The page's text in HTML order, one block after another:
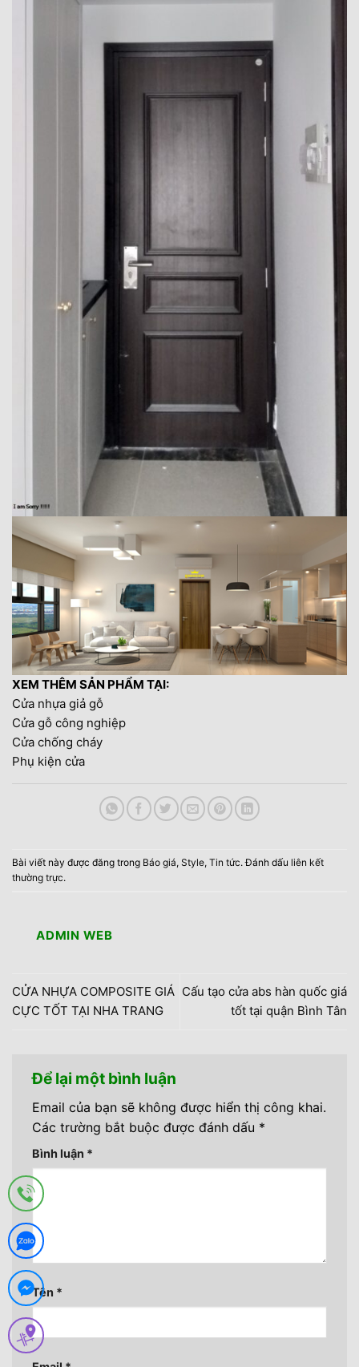
XEM THÊM SẢN PHẨM TẠI:
Cửa nhựa giả gỗ
Cửa gỗ công nghiệp
Cửa chống cháy
Phụ kiện cửa
Bài viết này được đăng trong Báo giá, Style, Tin tức. Đánh dấu liên kết
thường trực.
ADMIN WEB
CỬA NHỰA COMPOSITE GIÁ
CỰC TỐT TẠI NHA TRANG
Cấu tạo cửa abs hàn quốc giá
tốt tại quận Bình Tân
Để lại một bình luận
Email của bạn sẽ không được hiển thị công khai.
Các trường bắt buộc được đánh dấu *
Bình luận *
Tên *